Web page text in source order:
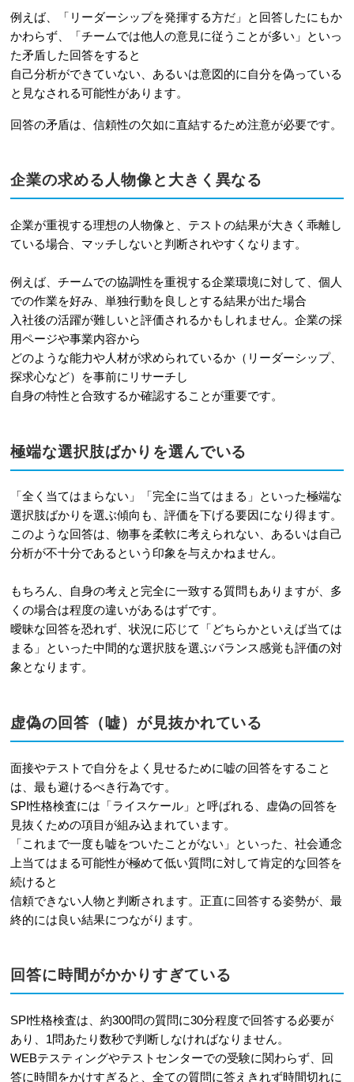
6-3 採用後の適切な部署配置を検討し
ている
7 spi 性格検査に関するよくある質問
ありますか？
すか？
7-3 どうしても回答に迷った場合はどう
すれば良いですか？
8 まとめ
例えば、「リーダーシップを発揮する方だ」と回答したにもか
かわらず、「チームでは他人の意見に従うことが多い」といっ
た矛盾した回答をすると
自己分析ができていない、あるいは意図的に自分を偽っている
と見なされる可能性があります。
回答の矛盾は、信頼性の欠如に直結するため注意が必要です。
企業の求める人物像と大きく異なる
企業が重視する理想の人物像と、テストの結果が大きく乖離し
ている場合、マッチしないと判断されやすくなります。
例えば、チームでの協調性を重視する企業環境に対して、個人
での作業を好み、単独行動を良しとする結果が出た場合
入社後の活躍が難しいと評価されるかもしれません。企業の採
用ページや事業内容から
どのような能力や人材が求められているか（リーダーシップ、
探求心など）を事前にリサーチし
自身の特性と合致するか確認することが重要です。
極端な選択肢ばかりを選んでいる
「全く当てはまらない」「完全に当てはまる」といった極端な
選択肢ばかりを選ぶ傾向も、評価を下げる要因になり得ます。
このような回答は、物事を柔軟に考えられない、あるいは自己
分析が不十分であるという印象を与えかねません。
もちろん、自身の考えと完全に一致する質問もありますが、多
くの場合は程度の違いがあるはずです。
曖昧な回答を恐れず、状況に応じて「どちらかといえば当ては
まる」といった中間的な選択肢を選ぶバランス感覚も評価の対
象となります。
虚偽の回答（嘘）が見抜かれている
面接やテストで自分をよく見せるために嘘の回答をすること
は、最も避けるべき行為です。
SPI性格検査には「ライスケール」と呼ばれる、虚偽の回答を
見抜くための項目が組み込まれています。
「これまで一度も嘘をついたことがない」といった、社会通念
上当てはまる可能性が極めて低い質問に対して肯定的な回答を
続けると
信頼できない人物と判断されます。正直に回答する姿勢が、最
終的には良い結果につながります。
回答に時間がかかりすぎている
SPI性格検査は、約300問の質問に30分程度で回答する必要が
あり、1問あたり数秒で判断しなければなりません。
WEBテスティングやテストセンターでの受験に関わらず、回
答に時間をかけすぎると、全ての質問に答えきれず時間切れに